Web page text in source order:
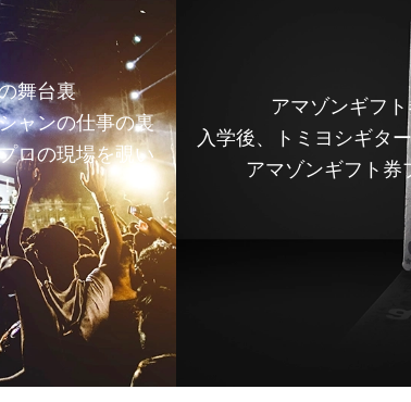
舞台裏
ャンの仕事の裏
ロの現場を覗い
アマゾンギフ
入学後、トミヨシギタ
アマゾンギフト券